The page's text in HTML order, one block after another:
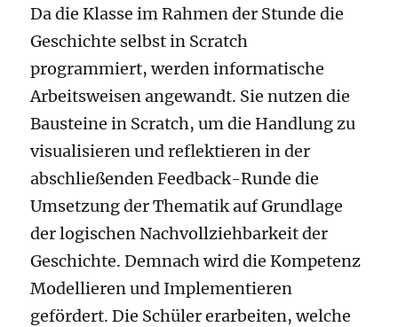
Da die Klasse im Rahmen der Stunde die
Geschichte selbst in Scratch
programmiert, werden informatische
Arbeitsweisen angewandt. Sie nutzen die
Bausteine in Scratch, um die Handlung zu
visualisieren und reflektieren in der
abschließenden Feedback-Runde die
Umsetzung der Thematik auf Grundlage
der logischen Nachvollziehbarkeit der
Geschichte. Demnach wird die Kompetenz
Modellieren und Implementieren
gefördert. Die Schüler erarbeiten, welche